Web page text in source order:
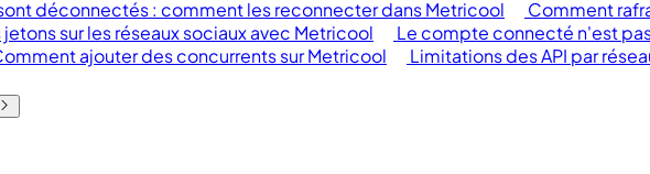
déconnectés : comment les reconnecter dans Metricool
Comment
sur les réseaux sociaux avec Metricool Le compte connecté n'est
ajouter des concurrents sur Metricool
Limitations des API par